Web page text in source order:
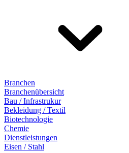
Branchen
Branchenübersicht
Bau / Infrastrukur
Bekleidung / Textil
Biotechnologie
Chemie
Dienstleistungen
Eisen / Stahl